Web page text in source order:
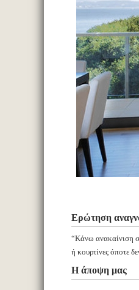
Ερώτηση
“Κάνω ανακαίνιση
ή κουρτίνες όποτε
Η άποψη μας